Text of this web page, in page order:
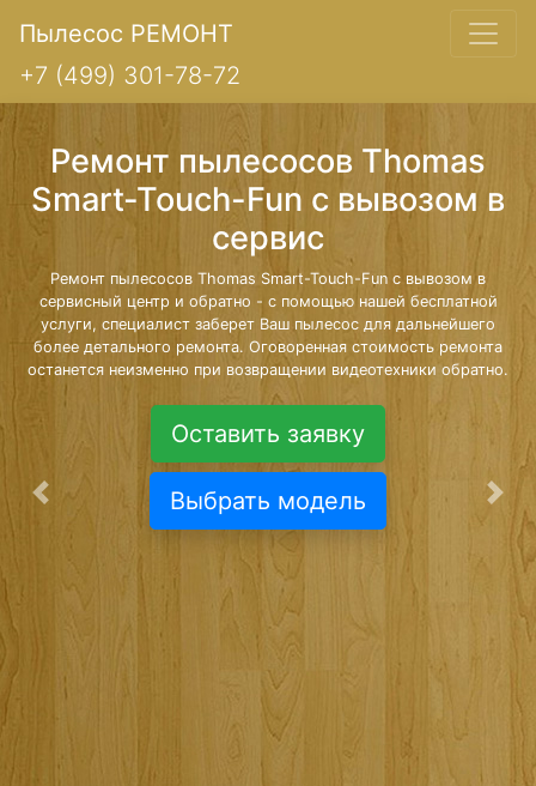
Пылесос РЕМОНТ
+7 (499) 301-78-72
Ремонт пылесосов Thomas
Smart-Touch-Fun с вывозом в
сервис
Ремонт пылесосов Thomas Smart-Touch-Fun с вывозом в
сервисный центр и обратно - с помощью нашей бесплатной
услуги, специалист заберет Ваш пылесос для дальнейшего
более детального ремонта. Оговоренная стоимость ремонта
останется неизменно при возвращении видеотехники обратно.
Оставить заявку
Выбрать модель
Предыдущая